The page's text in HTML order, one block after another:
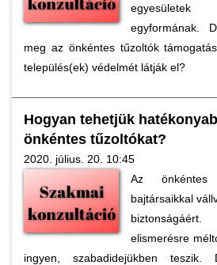
egyformának.
meg az önkéntes tűzoltók
település(ek) védelmét látják el?
Hogyan tehetjük
önkéntes tűzoltókat?
2020. július. 20. 10:45
Az önkéntes
bajtársaikkal
elismerésre
ingyen, szabadidejükben